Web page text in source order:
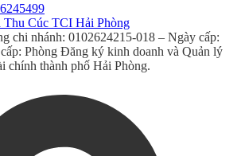
Thu Cúc TCI Hải Phòng
chi nhánh: 0102624215-018 – Ngày cấp:
Phòng Đăng ký kinh doanh và Quản lý
chính thành phố Hải Phòng.